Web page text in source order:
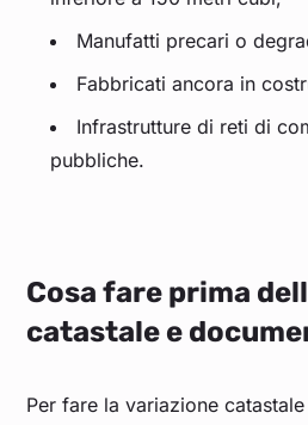
Manufatti precari o
Fabbricati ancora in
Infrastrutture di reti di
pubbliche.
Cosa fare prima
catastale e
Per fare la variazione